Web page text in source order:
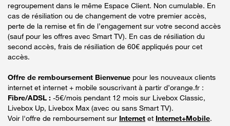
regroupement dans le même Espace Client. Non cumulable. En
cas de résiliation ou de changement de votre premier accès,
perte de la remise et fin de l’engagement sur votre second accès
(sauf pour les offres avec Smart TV). En cas de résiliation du
second accès, frais de résiliation de 60€ appliqués pour cet
accès.
Offre de remboursement Bienvenue pour les nouveaux clients
internet et internet + mobile souscrivant à partir d’orange.fr :
Fibre/ADSL : -5€/mois pendant 12 mois sur Livebox Classic,
Livebox Up, Livebox Max (avec ou sans Smart TV).
Voir l'offre de remboursement sur Internet et Internet+Mobile.